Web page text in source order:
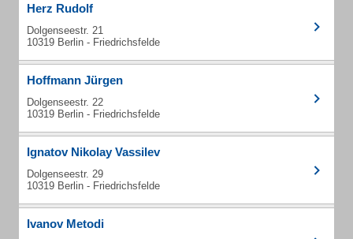
Herz Rudolf
Dolgenseestr. 21
10319 Berlin - Friedrichsfelde
Hoffmann Jürgen
Dolgenseestr. 22
10319 Berlin - Friedrichsfelde
Ignatov Nikolay Vassilev
Dolgenseestr. 29
10319 Berlin - Friedrichsfelde
Ivanov Metodi